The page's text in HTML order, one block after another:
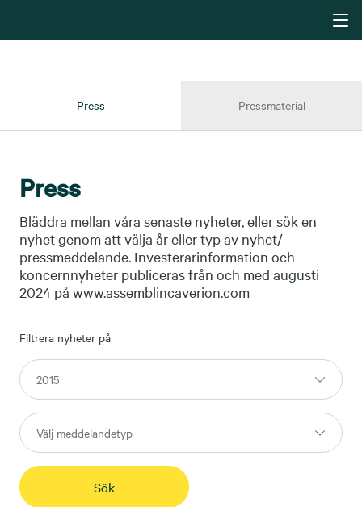
Press Pressmaterial
Press
Bläddra mellan våra senaste nyheter, eller sök en
nyhet genom att välja år eller typ av nyhet/
pressmeddelande. Investerarinformation och
koncernnyheter publiceras från och med augusti
2024 på www.assemblincaverion.com
Filtrera nyheter på